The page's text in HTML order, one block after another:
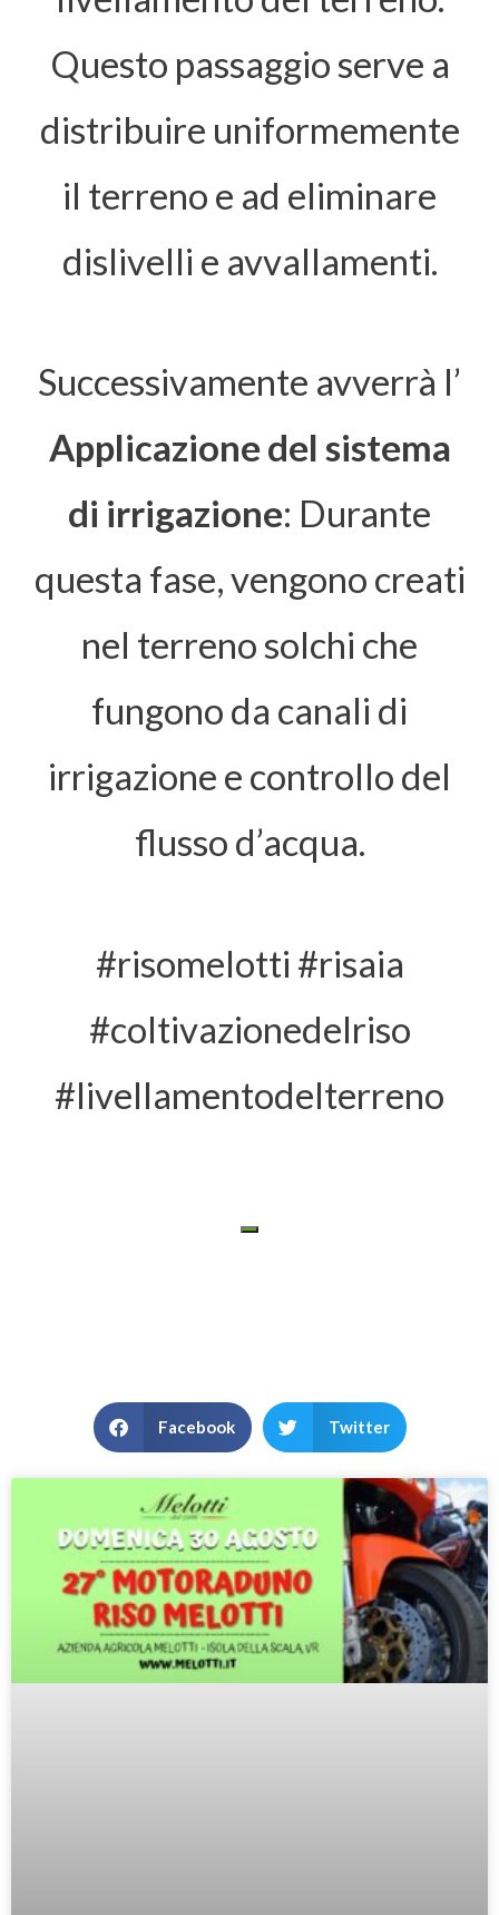
Questo passaggio serve a
distribuire uniformemente
il terreno e ad eliminare
dislivelli e avvallamenti.
Successivamente avverrà l’
Applicazione del sistema
di irrigazione: Durante
questa fase, vengono creati
nel terreno solchi che
fungono da canali di
irrigazione e controllo del
flusso d’acqua.
#risomelotti #risaia
#coltivazionedelriso
#livellamentodelterreno
Facebook Twitter